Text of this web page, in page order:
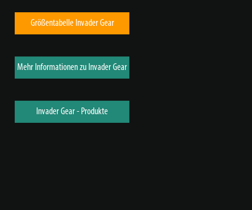
Größentabelle Invader Gear
Mehr Informationen zu Invader Gear
Invader Gear - Produkte